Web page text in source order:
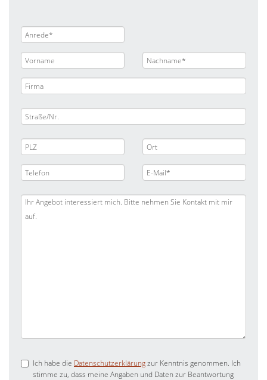
Ich habe die Datenschutzerklärungzur Kenntnis genommen. Ich
stimme zu, dass meine Angaben und Daten zur Beantwortung